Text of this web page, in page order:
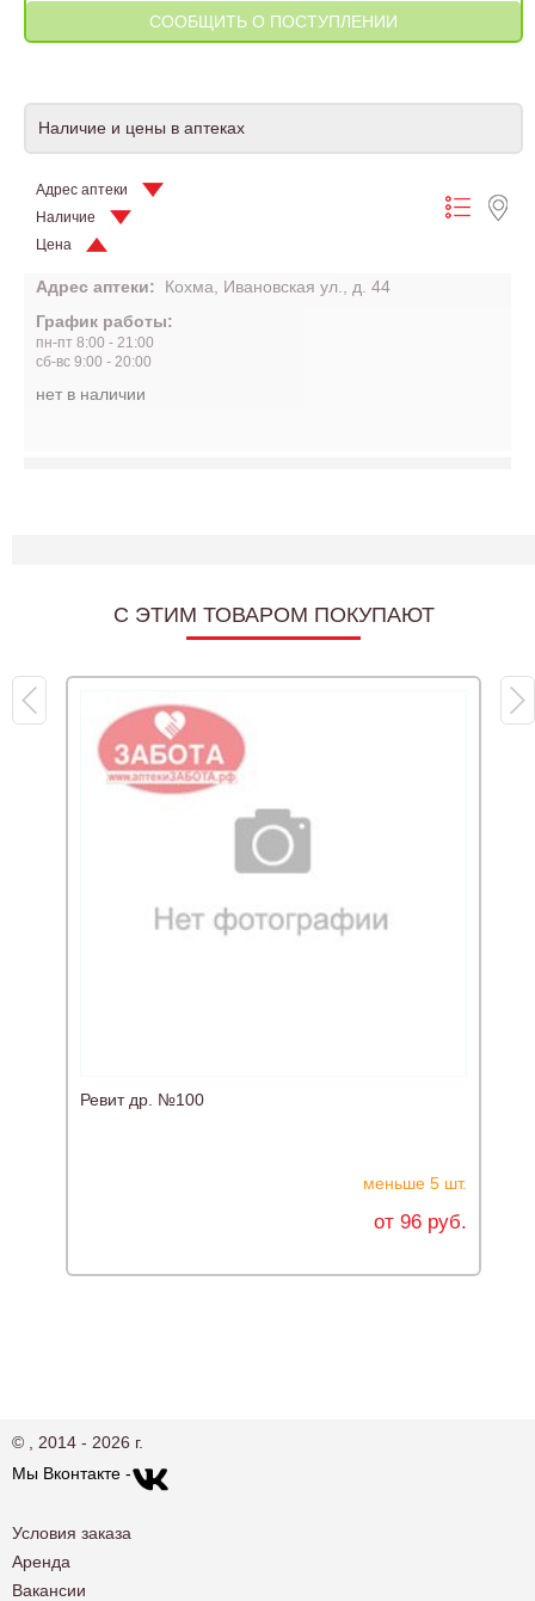
Наличие и цены в аптеках
Адрес аптеки
Наличие
Цена
Адрес аптеки:
Кохма, Ивановская ул., д. 44
График работы:
пн-пт 8:00 - 21:00
сб-вс 9:00 - 20:00
нет в наличии
C ЭТИМ ТОВАРОМ ПОКУПАЮТ
Ревит др. №100
меньше 5 шт.
от 96 руб.
© , 2014 - 2026 г.
Мы Вконтакте -
Условия заказа
Аренда
Вакансии